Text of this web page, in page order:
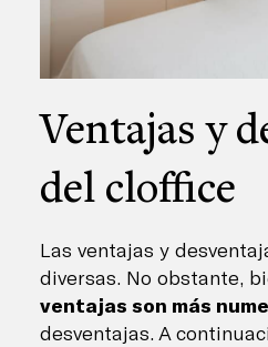
Ventajas y
del cloffice
Las ventajas y
diversas. No obstante,
ventajas son más
desventajas. A